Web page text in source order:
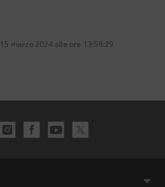
marzo 2024 alle ore 13:58:29